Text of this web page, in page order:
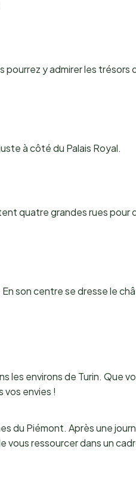
y admirer les trésors
à côté du Palais Royal.
quatre grandes rues pour
son centre se dresse le
les environs de Turin. Que
vos envies !
du Piémont. Après une
ressourcer dans un